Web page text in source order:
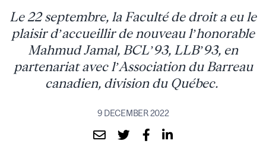
Le 22 septembre, la Faculté de droit a eu le
plaisir d’accueillir de nouveau l’honorable
Mahmud Jamal, BCL’93, LLB’93, en
partenariat avec l’Association du Barreau
canadien, division du Québec.
9 DECEMBER 2022